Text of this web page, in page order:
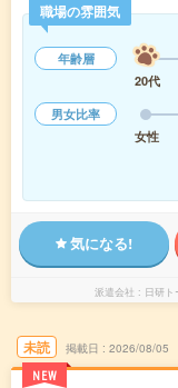
職場の雰囲気
年齢層
20代
男女比率
女性
気になる!
派遣会社 日研
未読
NEW
掲載日 2026/08/05